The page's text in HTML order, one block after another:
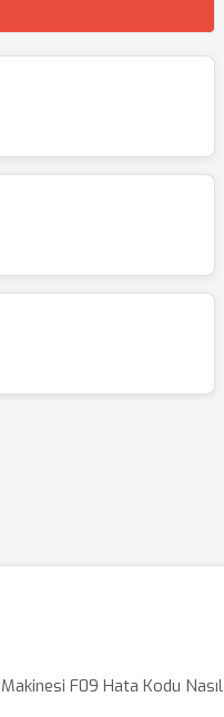
F09 Hata Kodu Nasıl